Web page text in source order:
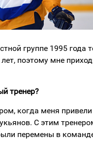
группе 1995
поэтому мне
тренер?
когда меня
С этим
перемены в